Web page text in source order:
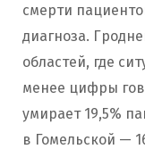
смерти
диагноза.
областей, где
менее цифры
умирает 19,5%
в Гомельской —